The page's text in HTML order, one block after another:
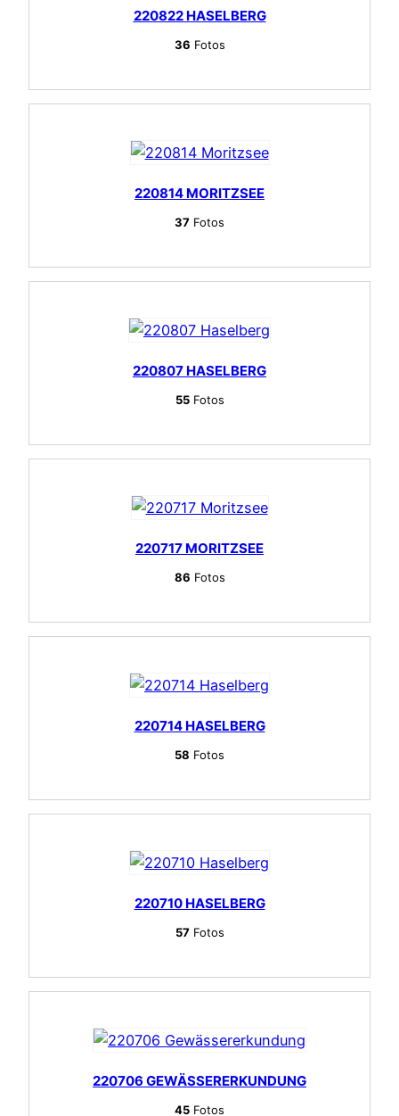
220822 HASELBERG
36 Fotos
220814 MORITZSEE
37 Fotos
220807 HASELBERG
55Fotos
220717 MORITZSEE
86 Fotos
220714 HASELBERG
58 Fotos
220710 HASELBERG
57Fotos
220706 GEWÄSSERERKUNDUNG
45 Fotos